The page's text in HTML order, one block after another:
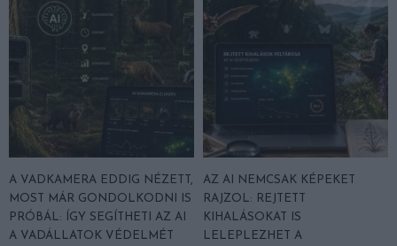
A VADKAMERA EDDIG NÉZETT,
MOST MÁR GONDOLKODNI IS
PRÓBÁL: ÍGY SEGÍTHETI AZ AI
A VADÁLLATOK VÉDELMÉT
AZ AI NEMCSAK KÉPEKET
RAJZOL: REJTETT
KIHALÁSOKAT IS
LELEPLEZHET A